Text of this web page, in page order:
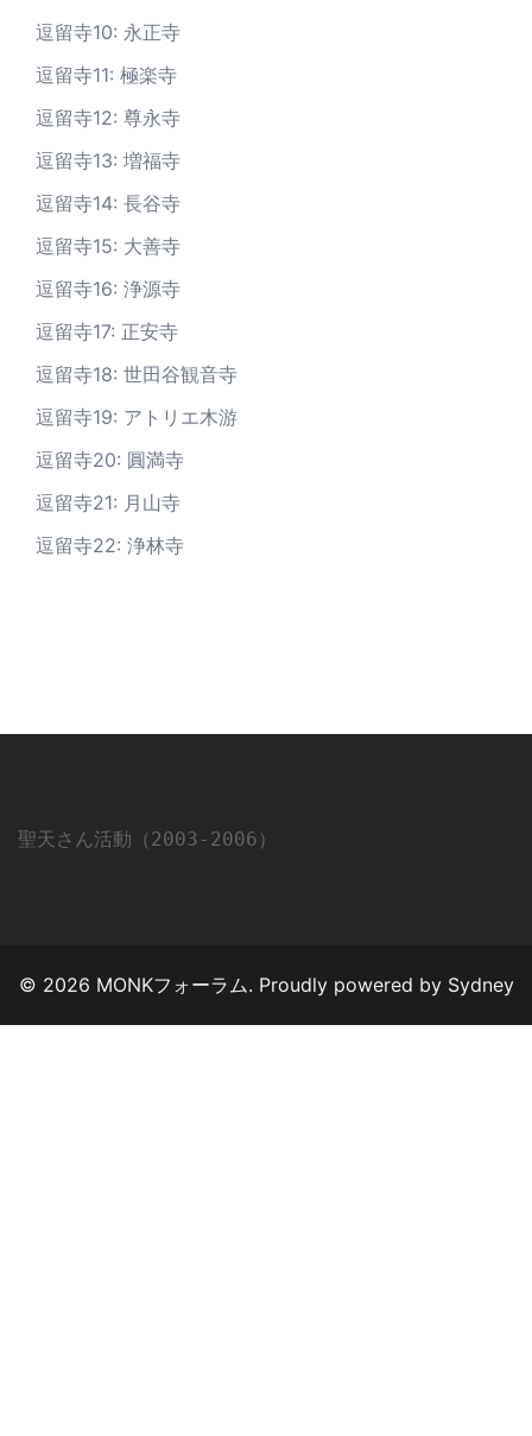
逗留寺10: 永正寺
逗留寺11: 極楽寺
逗留寺12: 尊永寺
逗留寺13: 増福寺
逗留寺14: 長谷寺
逗留寺15: 大善寺
逗留寺16: 浄源寺
逗留寺17: 正安寺
逗留寺18: 世田谷観音寺
逗留寺19: アトリエ木游
逗留寺20: 圓満寺
逗留寺21: 月山寺
逗留寺22: 浄林寺
聖天さん活動（2003-2006）
© 2026 MONKフォーラム. Proudly powered by Sydney